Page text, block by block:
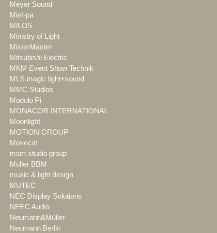
Meyer Sound
Miet-pa
MILOS
Ministry of Light
MisterMaster
Mitsubishi Electric
MKM Event Show Technik
MLS magic light+sound
MMC Studios
Modulo Pi
MONACOR INTERNATIONAL
Moonlight
MOTION GROUP
Movecat
msm studio group
Müller BBM
music & light design
MUTEC
NEC Display Solutions
NEEC Audio
Neumann&Müller
Neumann.Berlin